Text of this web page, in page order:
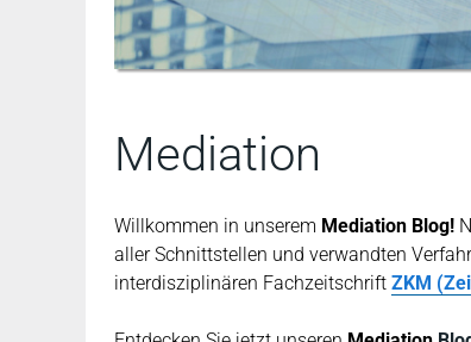
Mediation
Willkommen in unserem Mediation Blog!
aller Schnittstellen und verwandten
interdisziplinären Fachzeitschrift ZKM